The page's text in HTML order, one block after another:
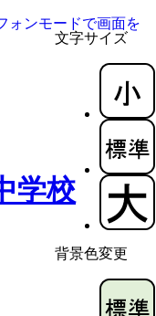
文字サイズ
背景色変更
ォンモードで画面を
学校